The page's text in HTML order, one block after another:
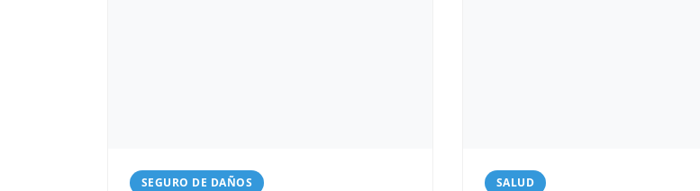
SEGURO DE DAÑOS SALUD